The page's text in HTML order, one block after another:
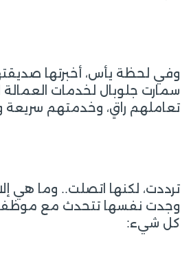
وفي لحظة يأس، أخبرتها
سمارت جلوبال لخدمات
تعاملهم راقٍ، وخدمتهم
ترددت، لكنها اتصلت.. وما هي
وجدت نفسها تتحدث مع
كل شيء: